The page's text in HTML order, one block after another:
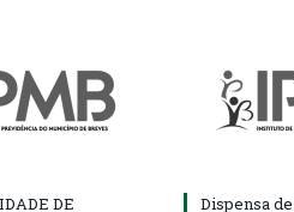
DE
Dispensa